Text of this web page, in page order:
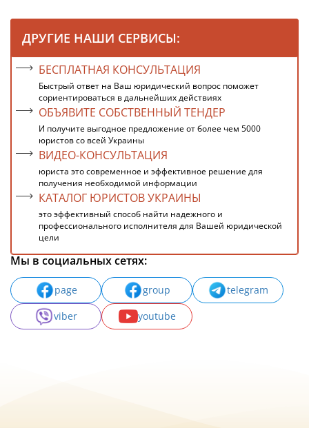
ДРУГИЕ НАШИ СЕРВИСЫ:
БЕСПЛАТНАЯ КОНСУЛЬТАЦИЯ
Быстрый ответ на Ваш юридический вопрос поможет
сориентироваться в дальнейших действиях
ОБЪЯВИТЕ СОБСТВЕННЫЙ ТЕНДЕР
И получите выгодное предложение от более чем 5000
юристов со всей Украины
ВИДЕО-КОНСУЛЬТАЦИЯ
юриста это современное и эффективное решение для
получения необходимой информации
КАТАЛОГ ЮРИСТОВ УКРАИНЫ
это эффективный способ найти надежного и
профессионального исполнителя для Вашей юридической
цели
Мы в социальных сетях:
page group
telegram
viber
youtube